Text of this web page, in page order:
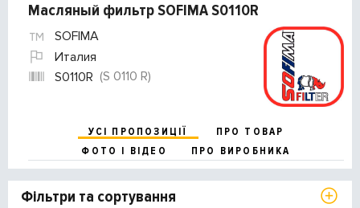
Масляный фильтр SOFIMA S0110R
SOFIMA
Италия
S0110R (S 0110 R)
УСІ ПРОПОЗИЦІЇ
ПРО ТОВАР
ФОТО І ВІДЕО
ПРО ВИРОБНИКА
Фільтри та сортування